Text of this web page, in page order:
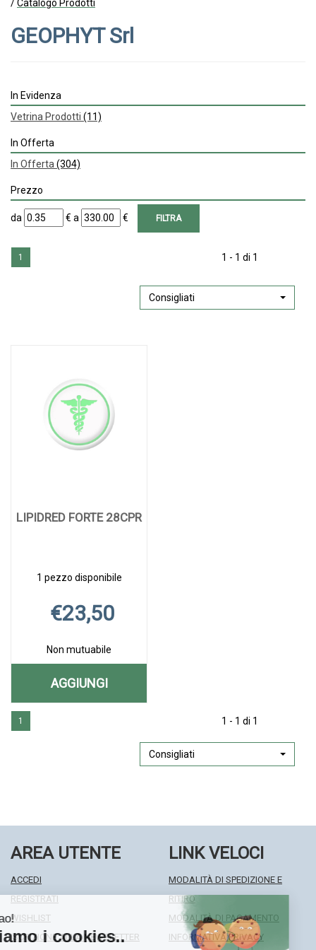
/Catalogo Prodotti
GEOPHYT Srl
In Evidenza
Vetrina Prodotti (11)
In Offerta
In Offerta (304)
Prezzo
filtra
da
da €
filtra
a
a €
1 1 - 1 di 1
Consigliati
LIPIDRED FORTE 28CPR
1 pezzo disponibile
€23,50
Non mutuabile
AGGIUNGI
AGGIUNGI LIPIDRED
1 1 - 1 di 1
Consigliati
AREA UTENTE
ACCEDI
REGISTRATI
WISHLIST
ISCRIZIONE ALLA NEWSLETTER
LINK VELOCI
MODALITÀ DI SPEDIZIONE E
RITIRO
MODALITÀ DI PAGAMENTO
INFORMATIVA PRIVACY